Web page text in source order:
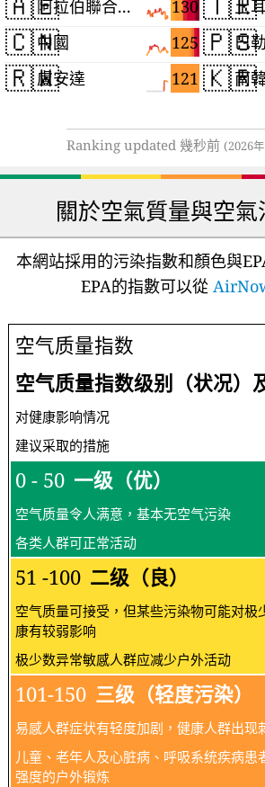
130
阿拉伯聯合大公國
🇨🇳 125
中國
🇷🇼 121
盧安達
土
🇵🇸
🇰🇷
南
Ranking updated 幾秒前 (2026
關於空氣質量與空
本網站採用的污染指數和顏色與
EPA的指數可以從
空气质量指数
空气质量指数级别（状况）
对健康影响情况
建议采取的措施
0 - 50 一级（优）
空气质量令人满意，基本无空气污染
各类人群可正常活动
51 -100 二级（良）
空气质量可接受，但某些污染物可能对极
康有较弱影响
极少数异常敏感人群应减少户外活动
101-150 三级（轻度污染）
易感人群症状有轻度加剧，健康人群出现
儿童、老年人及心脏病、呼吸系统疾病患
强度的户外锻炼